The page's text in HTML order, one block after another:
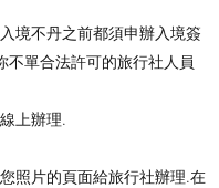
境不丹之前都須申辦入境簽
不單合法許可的旅行社人員
上辦理.
照片的頁面給旅行社辦理.在